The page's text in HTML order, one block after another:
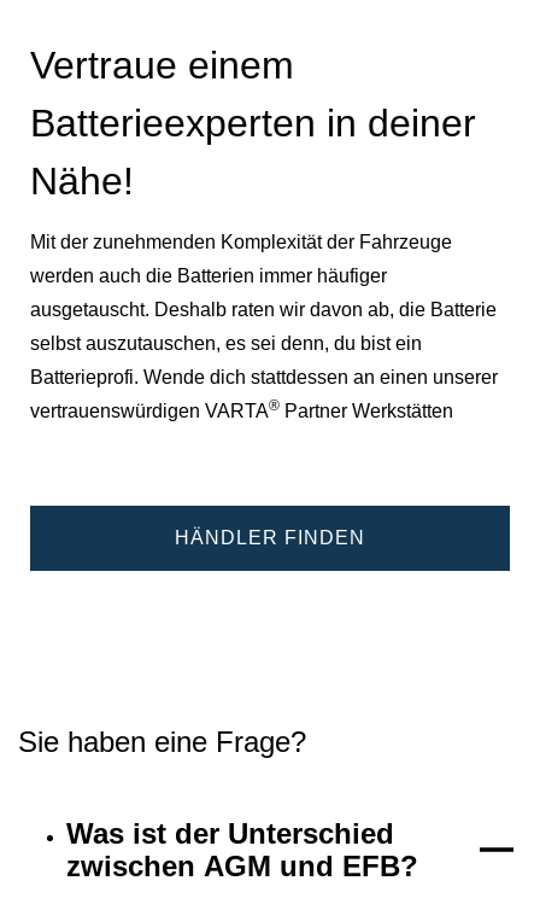
Vertraue einem
Batterieexperten in deiner
Nähe!
Mit der zunehmenden Komplexität der Fahrzeuge
werden auch die Batterien immer häufiger
ausgetauscht. Deshalb raten wir davon ab, die Batterie
selbst auszutauschen, es sei denn, du bist ein
Batterieprofi. Wende dich stattdessen an einen unserer
vertrauenswürdigen VARTA® Partner Werkstätten
HÄNDLER FINDEN
Sie haben eine Frage?
Was ist der Unterschied
zwischen AGM und EFB?